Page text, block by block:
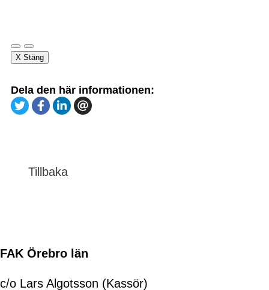
X Stäng
Dela den här informationen:
Tillbaka
FAK Örebro län
c/o Lars Algotsson (Kassör)